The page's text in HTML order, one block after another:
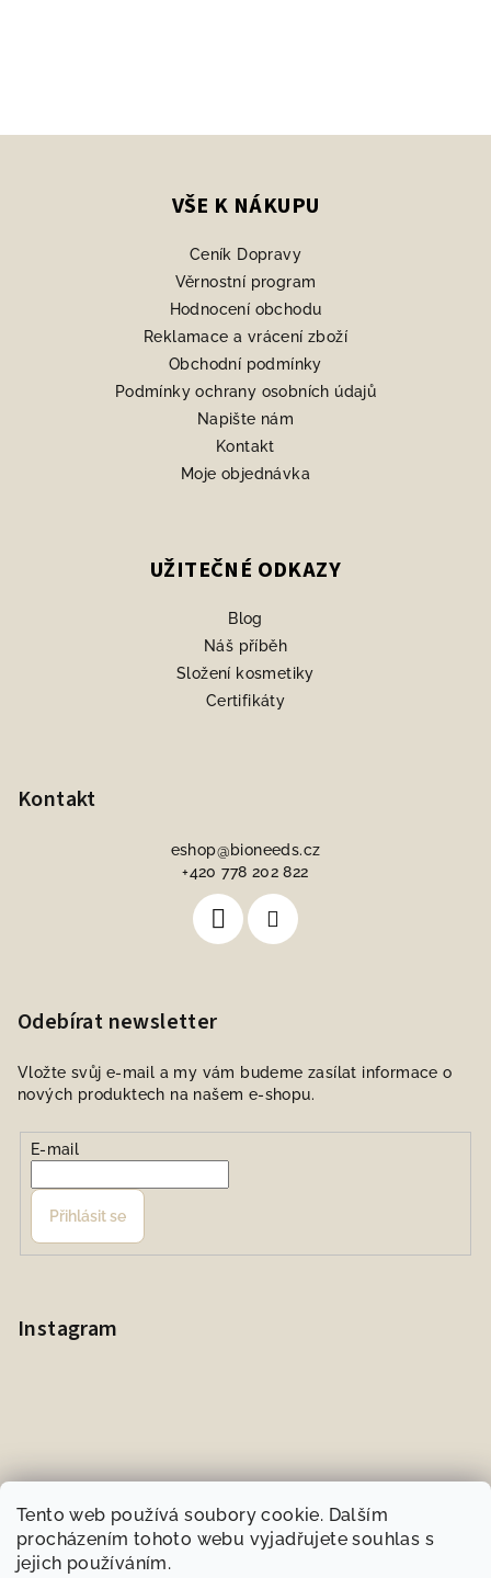
Tento web používá soubory cookie. Dalším
procházením tohoto webu vyjadřujete souhlas s
jejich používáním.
VŠE K NÁKUPU
Ceník Dopravy
Věrnostní program
Hodnocení obchodu
Reklamace a vrácení zboží
Obchodní podmínky
Podmínky ochrany osobních údajů
Napište nám
Kontakt
Moje objednávka
UŽITEČNÉ ODKAZY
Blog
Náš příběh
Složení kosmetiky
Certifikáty
Kontakt
eshop@bioneeds.cz
+420 778 202 822
Odebírat newsletter
Vložte svůj e-mail a my vám budeme zasílat informace o
nových produktech na našem e-shopu.
E-mail
Přihlásit se
Instagram